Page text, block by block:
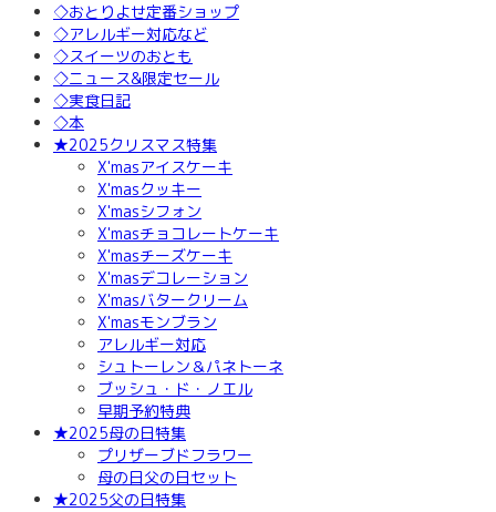
◇おとりよせ定番ショップ
◇アレルギー対応など
◇スイーツのおとも
◇ニュース&限定セール
◇実食日記
◇本
★2025クリスマス特集
X'masアイスケーキ
X'masクッキー
X'masシフォン
X'masチョコレートケーキ
X'masチーズケーキ
X'masデコレーション
X'masバタークリーム
X'masモンブラン
アレルギー対応
シュトーレン＆パネトーネ
ブッシュ・ド・ノエル
早期予約特典
★2025母の日特集
プリザーブドフラワー
母の日父の日セット
★2025父の日特集